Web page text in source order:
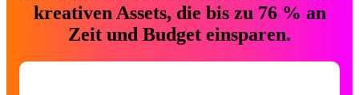
kreativen Assets, die bis zu 76 % an
Zeit und Budget einsparen.